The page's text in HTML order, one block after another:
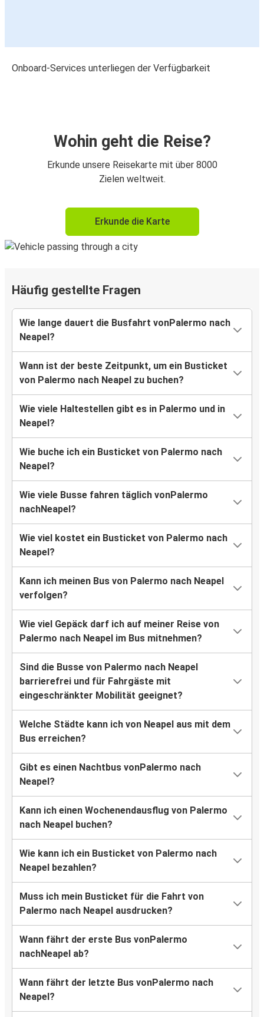
Onboard-Services unterliegen der Verfügbarkeit
Wohin geht die Reise?
Erkunde unsere Reisekarte mit über 8000
Zielen weltweit.
Erkunde die Karte
Häufig gestellte Fragen
Wie lange dauert die Busfahrt vonPalermo nach
Neapel?
Wann ist der beste Zeitpunkt, um ein Busticket
von Palermo nach Neapel zu buchen?
Wie viele Haltestellen gibt es in Palermo und in
Neapel?
Wie buche ich ein Busticket von Palermo nach
Neapel?
Wie viele Busse fahren täglich vonPalermo
nachNeapel?
Wie viel kostet ein Busticket von Palermo nach
Neapel?
Kann ich meinen Bus von Palermo nach Neapel
verfolgen?
Wie viel Gepäck darf ich auf meiner Reise von
Palermo nach Neapel im Bus mitnehmen?
Sind die Busse von Palermo nach Neapel
barrierefrei und für Fahrgäste mit
eingeschränkter Mobilität geeignet?
Welche Städte kann ich von Neapel aus mit dem
Bus erreichen?
Gibt es einen Nachtbus vonPalermo nach
Neapel?
Kann ich einen Wochenendausflug von Palermo
nach Neapel buchen?
Wie kann ich ein Busticket von Palermo nach
Neapel bezahlen?
Muss ich mein Busticket für die Fahrt von
Palermo nach Neapel ausdrucken?
Wann fährt der erste Bus vonPalermo
nachNeapel ab?
Wann fährt der letzte Bus vonPalermo nach
Neapel?